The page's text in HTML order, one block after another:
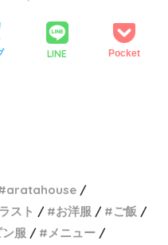
LINE Pocket
aratahouse
スト お洋服
ご飯
ン服
メニュー